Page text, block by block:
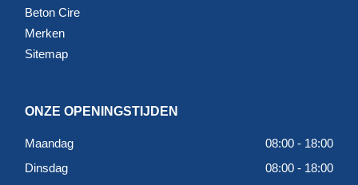
Beton Cire
Merken
Sitemap
ONZE OPENINGSTIJDEN
Maandag
08:00 - 18:00
Dinsdag
08:00 - 18:00